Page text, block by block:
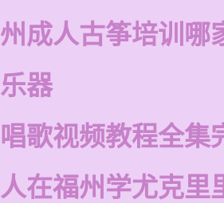
成人古筝培训哪
器
歌视频教程全集
在福州学尤克里